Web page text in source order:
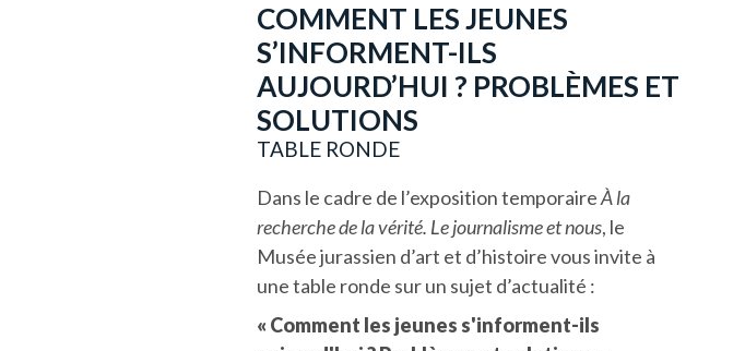
COMMENT LES JEUNES
S’INFORMENT-ILS
AUJOURD’HUI ? PROBLÈMES ET
SOLUTIONS
TABLE RONDE
Dans le cadre de l’exposition temporaireÀ la
recherche de la vérité. Le journalisme et nous, le
Musée jurassien d’art et d’histoire vous invite à
une table ronde sur un sujet d’actualité :
« Comment les jeunes s'informent-ils